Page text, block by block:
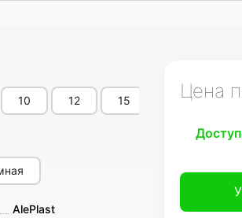
10 12 15 20
AlePlast
Цена